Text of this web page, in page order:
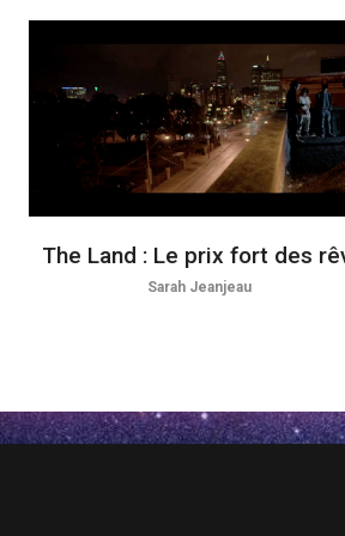
The Land : Le prix fort des
Sarah Jeanjeau